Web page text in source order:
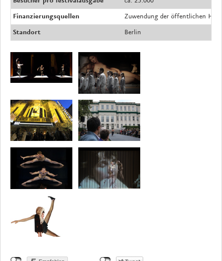
Finanzierungsquellen
Zuwendung der öffentlichen
Standort
Berlin